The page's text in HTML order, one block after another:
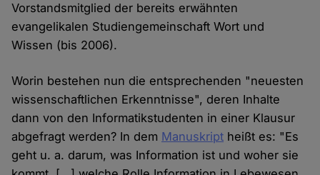
Vorstandsmitglied der bereits erwähnten
evangelikalen Studiengemeinschaft Wort und
Wissen (bis 2006).
Worin bestehen nun die entsprechenden "neuesten
wissenschaftlichen Erkenntnisse", deren Inhalte
dann von den Informatikstudenten in einer Klausur
abgefragt werden? In dem Manuskript heißt es: "Es
geht u. a. darum, was Information ist und woher sie